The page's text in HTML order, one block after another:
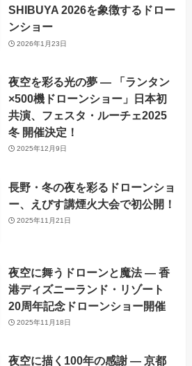
SHIBUYA 2026を象徴するドロー
ンショー
2026年1月23日
夜空を彩る光の夢 ― 「ランタン
×500機ドローンショー」日本初
共演、フェスタ・ルーチェ2025
冬 開催決定！
2025年12月9日
長野・冬の夜を彩るドローンショ
ー、えびす講煙火大会で初公開！
2025年11月21日
夜空に舞うドローンと魔法 ― 香
港ディズニーランド・リゾート
20周年記念ドローンショー開催
2025年11月18日
夜空に描く100年の感謝 ― 京都